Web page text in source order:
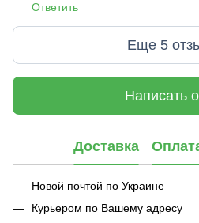
Ответить
Еще 5
Написать
Доставка
Новой почтой по Украине
Курьером по Вашему адресу